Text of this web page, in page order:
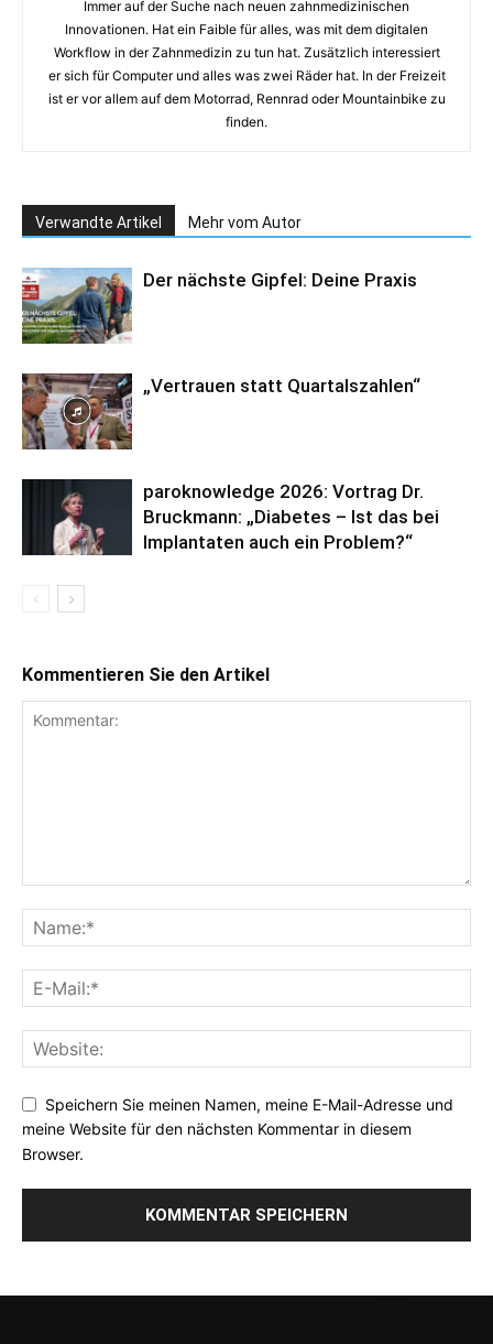
Immer auf der Suche nach neuen zahnmedizinischen
Innovationen. Hat ein Faible für alles, was mit dem digitalen
Workflow in der Zahnmedizin zu tun hat. Zusätzlich interessiert
er sich für Computer und alles was zwei Räder hat. In der Freizeit
ist er vor allem auf dem Motorrad, Rennrad oder Mountainbike zu
finden.
Verwandte Artikel Mehr vom Autor
Der nächste Gipfel: Deine Praxis
„Vertrauen statt Quartalszahlen“
paroknowledge 2026: Vortrag Dr.
Bruckmann: „Diabetes – Ist das bei
Implantaten auch ein Problem?“
Kommentieren Sie den Artikel
Speichern Sie meinen Namen, meine E-Mail-Adresse und
meine Website für den nächsten Kommentar in diesem
Browser.